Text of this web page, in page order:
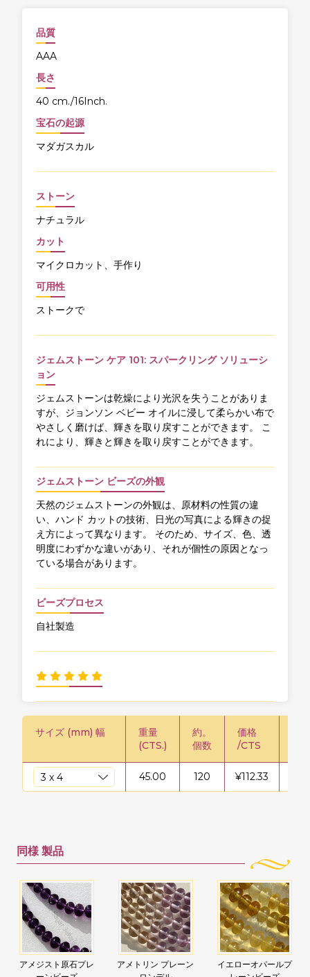
品質
AAA
長さ
40 cm./16Inch.
宝石の起源
マダガスカル
ストーン
ナチュラル
カット
マイクロカット、手作り
可用性
ストークで
ジェムストーン ケア 101: スパークリング ソリューシ
ョン
ジェムストーンは乾燥により光沢を失うことがありま
すが、ジョンソン ベビー オイルに浸して柔らかい布で
やさしく磨けば、輝きを取り戻すことができます。 こ
れにより、輝きと輝きを取り戻すことができます。
ジェムストーン ビーズの外観
天然のジェムストーンの外観は、原材料の性質の違
い、ハンド カットの技術、日光の写真による輝きの捉
え方によって異なります。 そのため、サイズ、色、透
明度にわずかな違いがあり、それが個性の原因となっ
ている場合があります。
ビーズプロセス
自社製造
サイズ (mm) 幅
重量
(CTS.)
約。
個数
価格
/CTS
45.00 120 ¥112.33
同様 製品
アメジスト原石プレ
アメトリン プレーン
イエローオパールプ